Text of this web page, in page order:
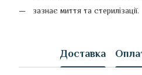
зазнає миття та стерилізації.
Доставка